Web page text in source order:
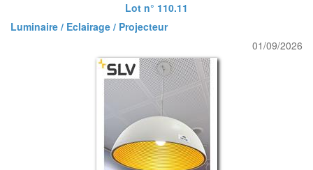
Lot n° 110.11
Luminaire / Eclairage / Projecteur
01/09/2026